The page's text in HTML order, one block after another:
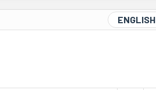
ENGLISH